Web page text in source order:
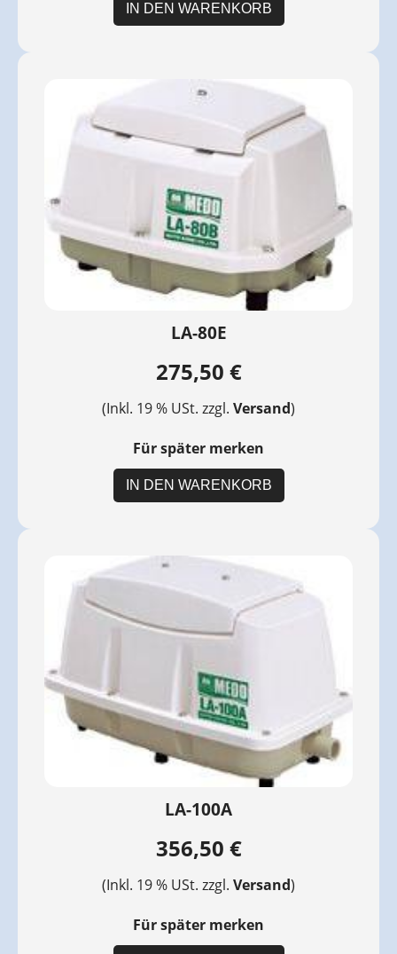
IN DEN WARENKORB
LA-80E
275,50 €
(Inkl. 19 % USt. zzgl. Versand)
Für später merken
IN DEN WARENKORB
LA-100A
356,50 €
(Inkl. 19 % USt. zzgl. Versand)
Für später merken